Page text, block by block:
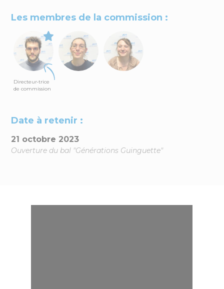
Les membres de la commission :
Directeur•trice
de commission
Date à retenir :
21 octobre 2023
Ouverture du bal "Générations Guinguette"